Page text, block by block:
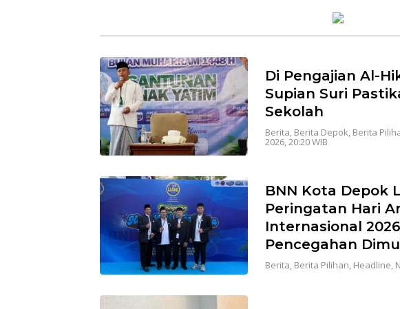
Di Pengajian Al-
Supian Suri
Sekolah
Berita Berita Depok Berita
2026, 20:20 WIB
BNN Kota Depok
Peringatan Hari
Internasional
Pencegahan
Berita, Berita Pilihan, Headline,